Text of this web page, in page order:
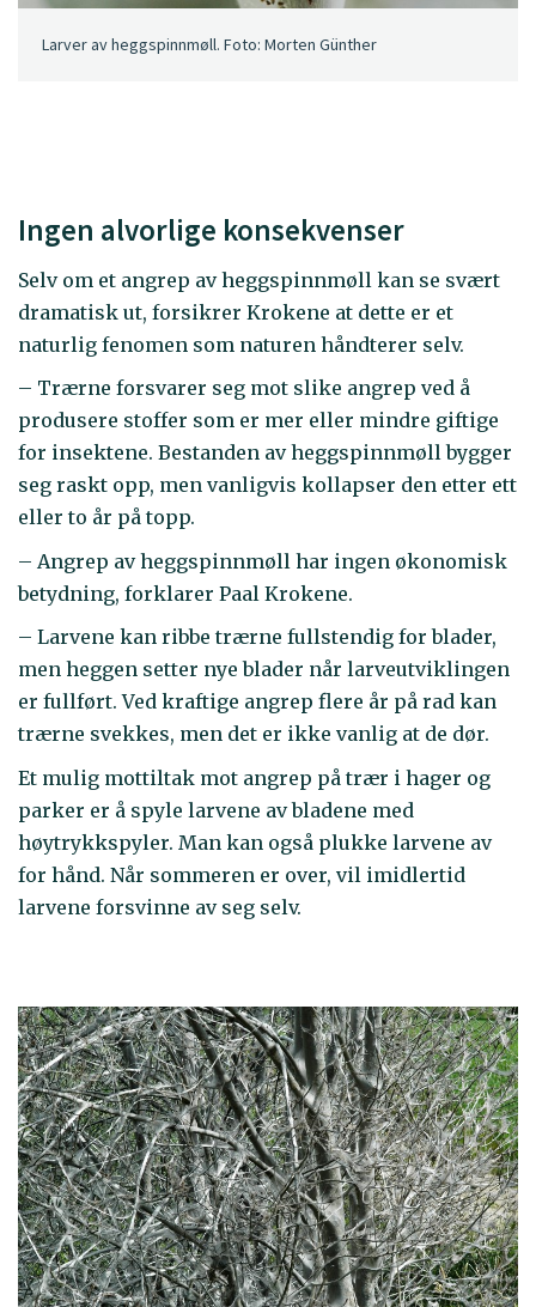
Larver av heggspinnmøll. Foto: Morten Günther
Ingen alvorlige konsekvenser
Selv om et angrep av heggspinnmøll kan se svært
dramatisk ut, forsikrer Krokene at dette er et
naturlig fenomen som naturen håndterer selv.
– Trærne forsvarer seg mot slike angrep ved å
produsere stoffer som er mer eller mindre giftige
for insektene. Bestanden av heggspinnmøll bygger
seg raskt opp, men vanligvis kollapser den etter ett
eller to år på topp.
– Angrep av heggspinnmøll har ingen økonomisk
betydning, forklarer Paal Krokene.
– Larvene kan ribbe trærne fullstendig for blader,
men heggen setter nye blader når larveutviklingen
er fullført. Ved kraftige angrep flere år på rad kan
trærne svekkes, men det er ikke vanlig at de dør.
Et mulig mottiltak mot angrep på trær i hager og
parker er å spyle larvene av bladene med
høytrykkspyler. Man kan også plukke larvene av
for hånd. Når sommeren er over, vil imidlertid
larvene forsvinne av seg selv.